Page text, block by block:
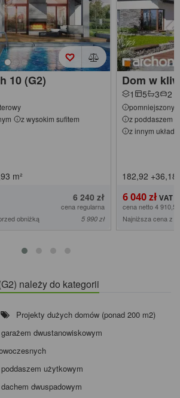
10 (G2)
z wysokim sufitem
m²
6 240 zł
cena regularna
obniżką
5 990 zł
Dom w
1 5 3 2
pomniejszony
z poddaszem
z innym
182,92 +36,18
6 040 zł
cena netto 4
Najniższa cena z
należy do kategorii
Projekty dużych domów (ponad 200 m2)
dwustanowiskowym
użytkowym
dwuspadowym